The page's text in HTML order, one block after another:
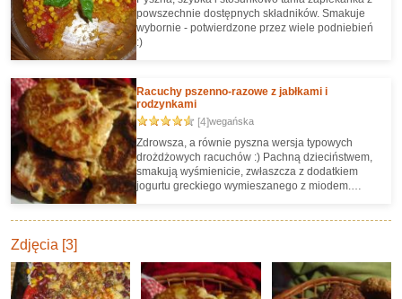
powszechnie dostępnych składników. Smakuje
wybornie - potwierdzone przez wiele podniebień
:)
Racuchy pszenno-razowe z jabłkami i
rodzynkami
[4]wegańska
Zdrowsza, a równie pyszna wersja typowych
drożdżowych racuchów :) Pachną dzieciństwem,
smakują wyśmienicie, zwłaszcza z dodatkiem
jogurtu greckiego wymieszanego z miodem.
Zdjęcia [3]